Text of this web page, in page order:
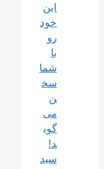
این
خود
رو
با
شما
سخ
ن
می‌
گوی
د!
سید